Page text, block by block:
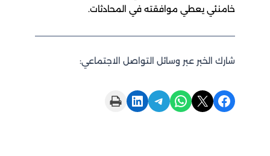
خامنئي يعطي موافقته في المحادثات.
شارك الخبر عبر وسائل التواصل الاجتماعي:
Share on Facebook
Share on X
Share on WhatsApp
Share on Telegram
Share on LinkedIn
Print this Page